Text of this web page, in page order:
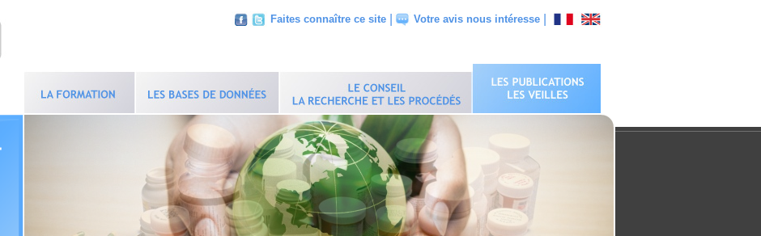
Faites connaître ce site Votre avis nous intéresse